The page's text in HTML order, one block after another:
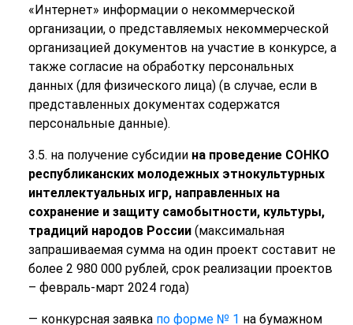
«Интернет» информации о некоммерческой
организации, о представляемых некоммерческой
организацией документов на участие в конкурсе, а
также согласие на обработку персональных
данных (для физического лица) (в случае, если в
представленных документах содержатся
персональные данные).
3.5. на получение субсидии на проведение СОНКО
республиканских молодежных этнокультурных
интеллектуальных игр, направленных на
сохранение и защиту самобытности, культуры,
традиций народов России(максимальная
запрашиваемая сумма на один проект составит не
более 2 980 000 рублей, срок реализации проектов
– февраль-март 2024 года)
— конкурсная заявка по форме № 1 на бумажном